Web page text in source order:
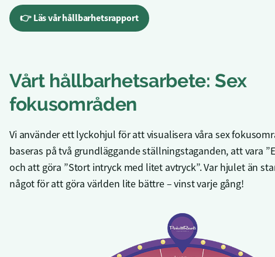
👉 Läs vår hållbarhetsrapport
Vårt hållbarhetsarbete: Sex
fokusområden
Vi använder ett lyckohjul för att visualisera våra sex
baseras på två grundläggande ställningstaganden, att vara
och att göra ”Stort intryck med litet avtryck”. Var hjulet än
något för att göra världen lite bättre – vinst varje gång!